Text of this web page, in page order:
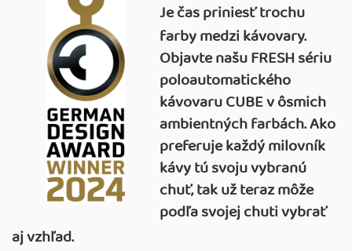
Je čas priniesť trochu
farby medzi kávovary.
Objavte našu FRESH sériu
poloautomatického
kávovaru CUBE v ôsmich
ambientných farbách. Ako
preferuje každý milovník
kávy tú svoju vybranú
chuť, tak už teraz môže
podľa svojej chuti vybrať
aj vzhľad.